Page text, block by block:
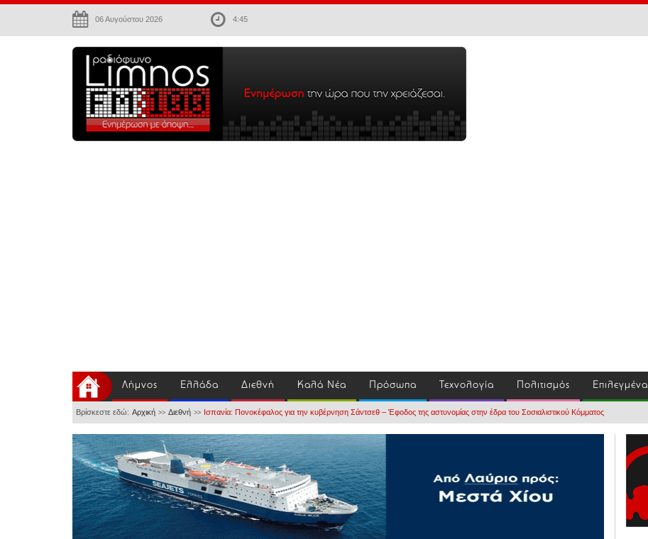
06 Αυγούστου 2026 4:45
Λήμνος Ελλάδα Διεθνή Καλά Νέα Πρόσωπα Τεχνολογία Πολιτισμός Επιλεγμένα
Βρίσκεστε εδώ: Αρχική >> Διεθνή >> Ισπανία: Πονοκέφαλος για την κυβέρνηση Σάντσεθ – Έφοδος της αστυνομίας στην έδρα του Σοσιαλιστικού Κόμματος